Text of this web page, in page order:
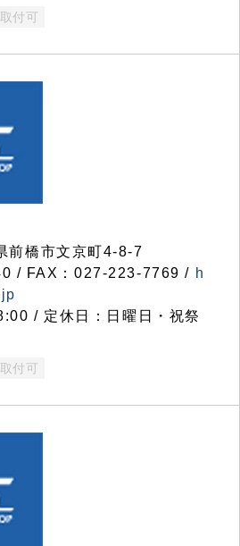
付可
橋市文京町4-8-7
/ FAX：027-223-7769 / h
/ 定休日：日曜日・祝祭
付可